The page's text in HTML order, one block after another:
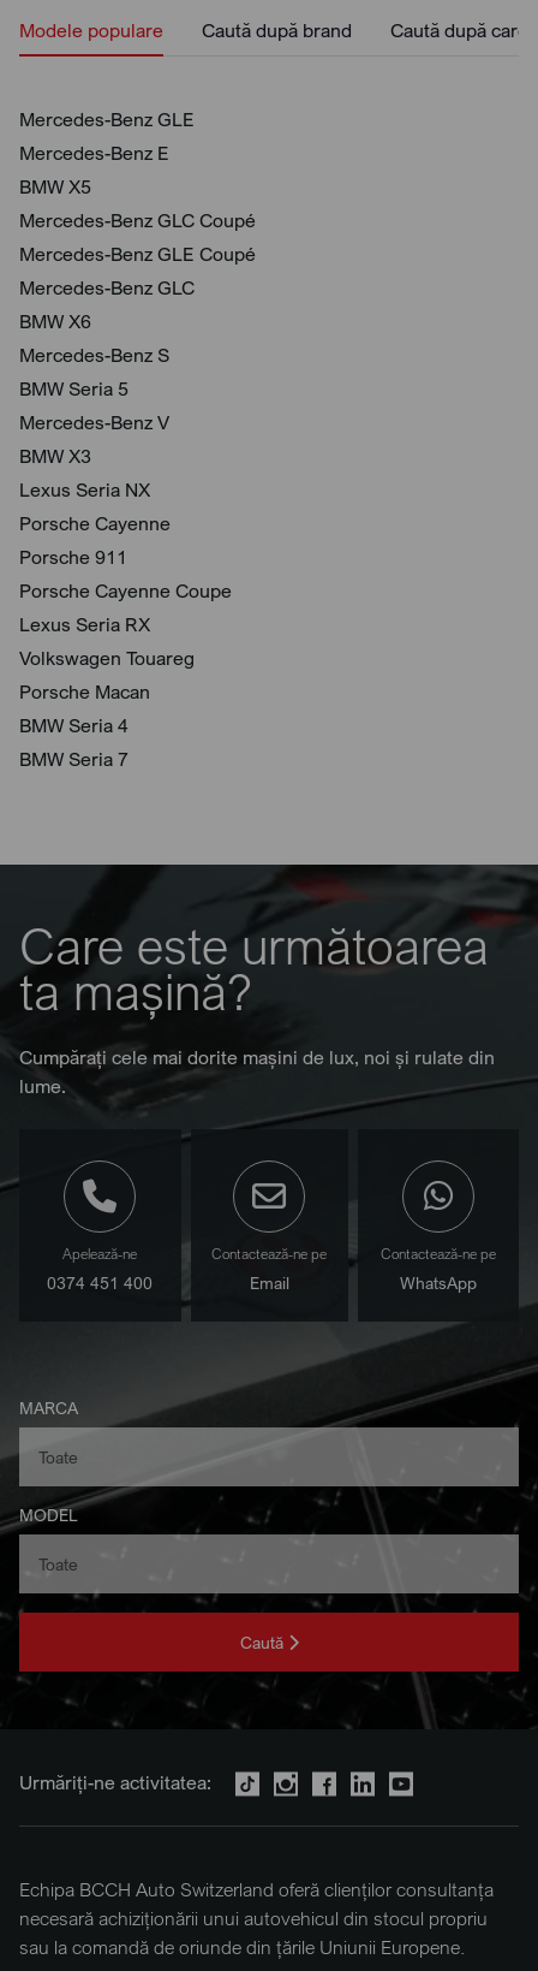
Modele populare Caută după brand Caută după
Mercedes-Benz GLE
Mercedes-Benz E
BMW X5
Mercedes-Benz GLC Coupé
Mercedes-Benz GLE Coupé
Mercedes-Benz GLC
BMW X6
Mercedes-Benz S
BMW Seria 5
Mercedes-Benz V
BMW X3
Lexus Seria NX
Porsche Cayenne
Porsche 911
Porsche Cayenne Coupe
Lexus Seria RX
Volkswagen Touareg
Porsche Macan
BMW Seria 4
BMW Seria 7
Care este următoarea
ta mașină?
Cumpărați cele mai dorite mașini de lux, noi și rulate din
lume.
Apelează-ne
0374 451 400
Contactează-ne pe
Email
Contactează-ne pe
WhatsApp
MARCA
MODEL
Caută
Urmăriți-ne activitatea:
Echipa BCCH Auto Switzerland oferă clienților consultanța
necesară achiziționării unui autovehicul din stocul propriu
sau la comandă de oriunde din țările Uniunii Europene.